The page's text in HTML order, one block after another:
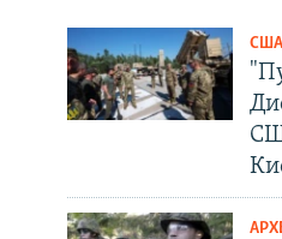
США